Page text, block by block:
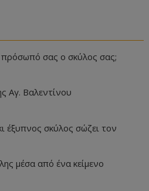
πρόσωπό σας ο σκύλος σας;
Αγ. Βαλεντίνου
έξυπνος σκύλος σώζει τον
μέσα από ένα κείμενο